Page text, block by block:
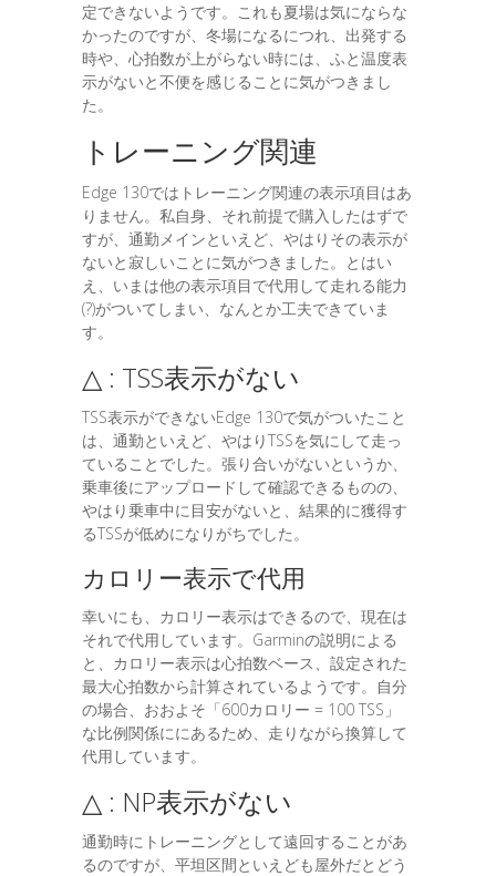
定できないようです。これも夏場は気にならな
かったのですが、冬場になるにつれ、出発する
時や、心拍数が上がらない時には、ふと温度表
示がないと不便を感じることに気がつきまし
た。
トレーニング関連
Edge 130ではトレーニング関連の表示項目はあ
りません。私自身、それ前提で購入したはずで
すが、通勤メインといえど、やはりその表示が
ないと寂しいことに気がつきました。とはい
え、いまは他の表示項目で代用して走れる能力
(?)がついてしまい、なんとか工夫できていま
す。
△ : TSS表示がない
TSS表示ができないEdge 130で気がついたこと
は、通勤といえど、やはりTSSを気にして走っ
ていることでした。張り合いがないというか、
乗車後にアップロードして確認できるものの、
やはり乗車中に目安がないと、結果的に獲得す
るTSSが低めになりがちでした。
カロリー表示で代用
幸いにも、カロリー表示はできるので、現在は
それで代用しています。Garminの説明による
と、カロリー表示は心拍数ベース、設定された
最大心拍数から計算されているようです。自分
の場合、おおよそ「600カロリー = 100 TSS」
な比例関係ににあるため、走りながら換算して
代用しています。
△ : NP表示がない
通勤時にトレーニングとして遠回することがあ
るのですが、平坦区間といえども屋外だとどう